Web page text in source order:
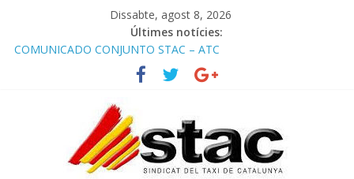
Dissabte, agost 8, 2026
Últimes notícies:
COMUNICADO CONJUNTO STAC – ATC
Comunicado STAC/ ATC de la reunión con los Mossos d
‘Esquadra del aeropuerto de Barcelona.
Programa de Radio TAXI LIBRE 29.07.2026 en COOLTURA FM.
STAC/ATC SOLICITAN TAULA TÈCNICA PARA MEJORAR LA
OPERATIVA DE ENTRADA EN EL PUERTO DE BARCELONA.
Programa de Radio TAXI LIBRE 22.07.2026 en COOLTURA FM.